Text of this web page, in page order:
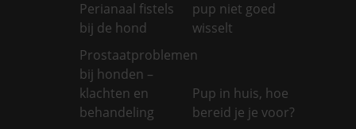
Perianaal fistels
bij de hond
pup niet goed
wisselt
Prostaatproblemen
bij honden –
klachten en
behandeling
Pup in huis, hoe
bereid je je voor?